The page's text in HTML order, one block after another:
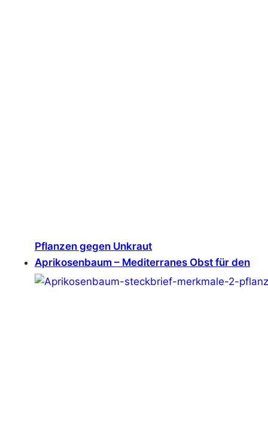
Pflanzen gegen Unkraut
Aprikosenbaum – Mediterranes Obst für den